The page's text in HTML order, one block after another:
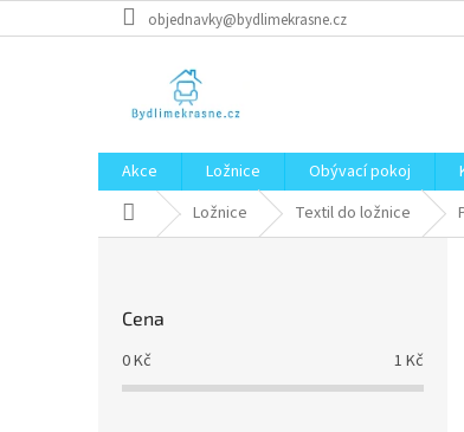
na
objednavky@bydlimekrasne.cz
Akce Ložnice Obývací pokoj
Domů Ložnice Textil do ložnice
Cena
0Kč 1 Kč